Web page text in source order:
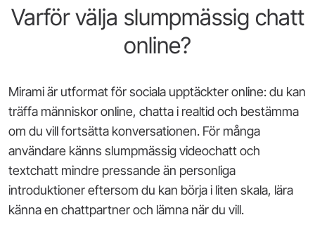
Varför välja slumpmässig chatt
online?
Mirami är utformat för sociala upptäckter online: du kan
träffa människor online, chatta i realtid och bestämma
om du vill fortsätta konversationen. För många
användare känns slumpmässig videochatt och
textchatt mindre pressande än personliga
introduktioner eftersom du kan börja i liten skala, lära
känna en chattpartner och lämna när du vill.